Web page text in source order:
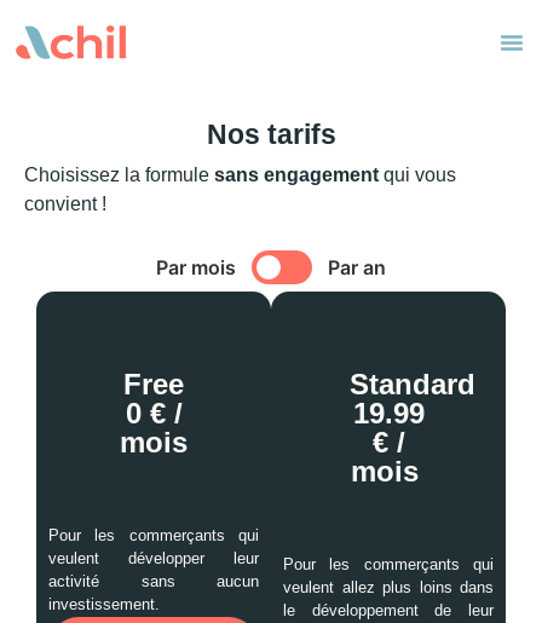
Nos tarifs
Choisissez la formule sans engagement qui vous
convient !
Par mois Par an
Free
0 € /
mois
Pour les commerçants qui
veulent développer leur
activité sans aucun
investissement.
Standard
19.99
€ /
mois
Pour les commerçants qui
veulent allez plus loins dans
le développement de leur